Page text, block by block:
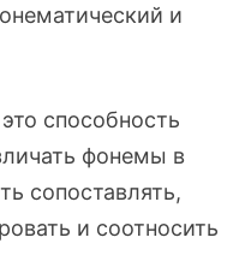
и
способность
фонемы в
сопоставлять,
и соотносить